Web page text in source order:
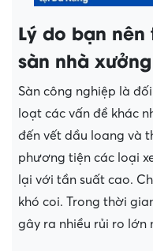
Lý do bạn
sàn nhà
Sàn công nghiệp là
loạt các vấn đề khác
đến vết dầu loang và
phương tiện các loại
lại với tần suất cao.
khó coi. Trong thời
gây ra nhiều rủi ro lớn